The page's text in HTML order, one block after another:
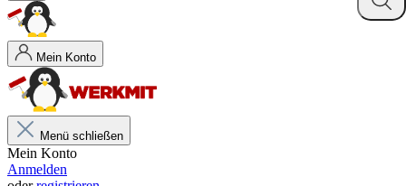
Mein Konto
Menü schließen
Mein Konto
Anmelden